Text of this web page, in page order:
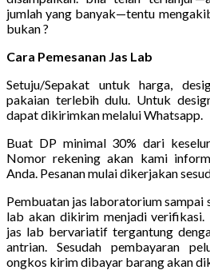
jumlah yang banyak—tentu
bukan ?
Cara Pemesanan Jas Lab
Setuju/Sepakat untuk harga,
pakaian terlebih dulu. Untuk
dapat dikirimkan melalui Whatsapp.
Buat DP minimal 30% dari
Nomor rekening akan kami
Anda. Pesanan mulai dikerjakan
Pembuatan jas laboratorium sampai
lab akan dikirim menjadi
jas lab bervariatif tergantung
antrian. Sesudah pembayaran
ongkos kirim dibayar barang akan